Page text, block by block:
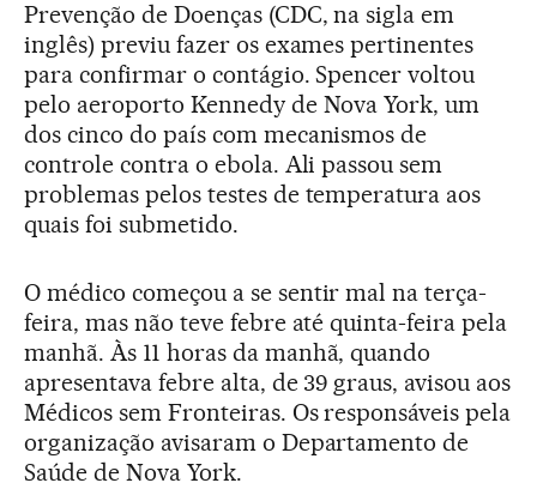
Prevenção de Doenças (CDC, na sigla em
inglês) previu fazer os exames pertinentes
para confirmar o contágio. Spencer voltou
pelo aeroporto Kennedy de Nova York, um
dos cinco do país com mecanismos de
controle contra o ebola. Ali passou sem
problemas pelos testes de temperatura aos
quais foi submetido.
O médico começou a se sentir mal na terça-
feira, mas não teve febre até quinta-feira pela
manhã. Às 11 horas da manhã, quando
apresentava febre alta, de 39 graus, avisou aos
Médicos sem Fronteiras. Os responsáveis pela
organização avisaram o Departamento de
Saúde de Nova York.